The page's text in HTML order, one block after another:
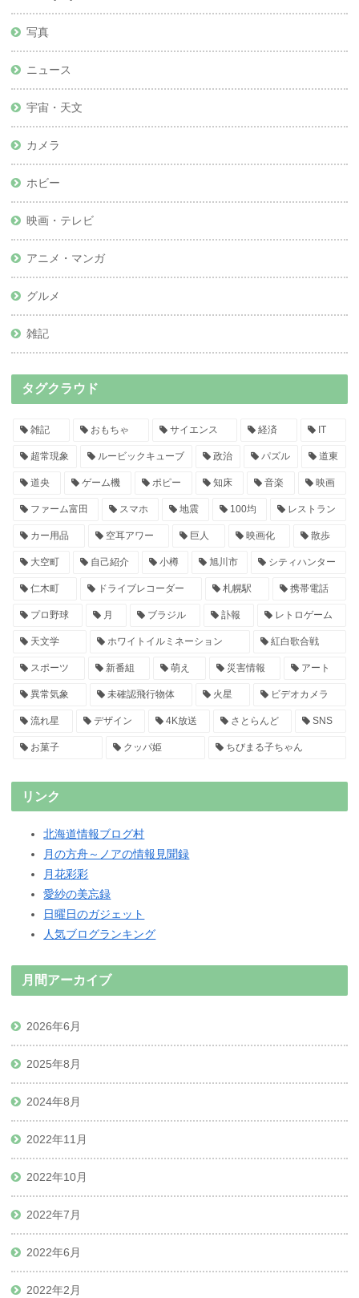
写真
ニュース
宇宙・天文
カメラ
ホビー
映画・テレビ
アニメ・マンガ
グルメ
雑記
タグクラウド
雑記 おもちゃ サイエンス 経済 IT
超常現象 ルービックキューブ 政治 パズル 道東
道央 ゲーム機 ポピー 知床 音楽 映画
ファーム富田 スマホ 地震 100均 レストラン
カー用品 空耳アワー 巨人 映画化 散歩
大空町 自己紹介 小樽 旭川市 シティハンター
仁木町 ドライブレコーダー 札幌駅 携帯電話
プロ野球 月 ブラジル 訃報 レトロゲーム
天文学 ホワイトイルミネーション 紅白歌合戦
スポーツ 新番組 萌え 災害情報 アート
異常気象 未確認飛行物体 火星 ビデオカメラ
流れ星 デザイン 4K放送 さとらんど SNS
お菓子 クッパ姫 ちびまる子ちゃん
リンク
北海道情報ブログ村
月の方舟～ノアの情報見聞録
月花彩彩
愛紗の美忘録
日曜日のガジェット
人気ブログランキング
月間アーカイブ
2026年6月
2025年8月
2024年8月
2022年11月
2022年10月
2022年7月
2022年6月
2022年2月